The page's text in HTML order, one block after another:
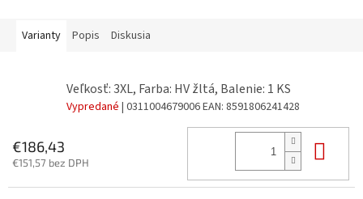
Varianty Popis Diskusia
Veľkosť: 3XL, Farba: HV žltá, Balenie: 1 KS
Vypredané | 0311004679006EAN: 8591806241428
€186,43
€151,57 bez DPH